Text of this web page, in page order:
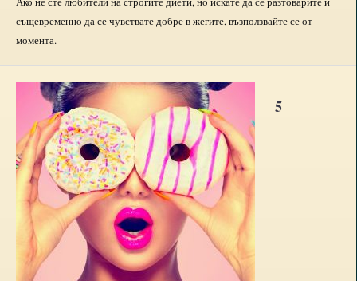
същевременно да се чувствате добре в жегите, възползвайте се от
момента.
5